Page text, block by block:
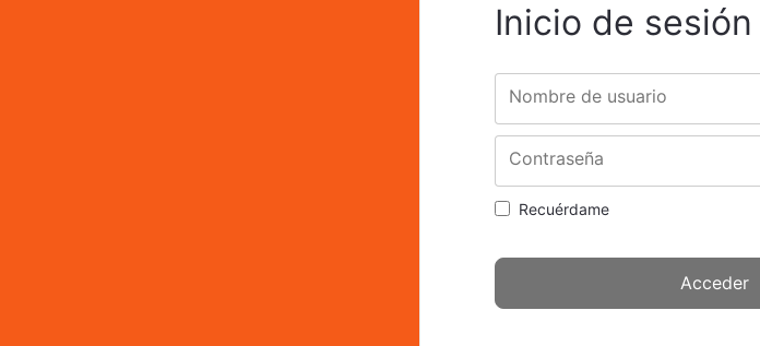
Inicio de sesión
Nombre de usuario
Contraseña
Recuérdame